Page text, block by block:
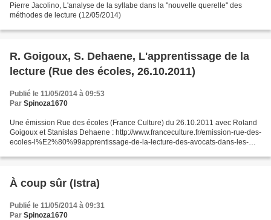
Pierre Jacolino, L'analyse de la syllabe dans la ''nouvelle querelle'' des
méthodes de lecture (12/05/2014)
R. Goigoux, S. Dehaene, L'apprentissage de la
lecture (Rue des écoles, 26.10.2011)
Publié le 11/05/2014 à 09:53
Par Spinoza1670
Une émission Rue des écoles (France Culture) du 26.10.2011 avec Roland
Goigoux et Stanislas Dehaene : http://www.franceculture.fr/emission-rue-des-
ecoles-l%E2%80%99apprentissage-de-la-lecture-des-avocats-dans-les-
À coup sûr (Istra)
Publié le 11/05/2014 à 09:31
Par Spinoza1670